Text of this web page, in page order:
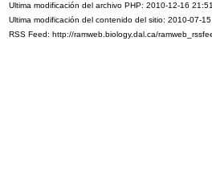
Ultima modificación del archivo PHP: 2010-12-16
Ultima modificación del contenido del sitio: 2010-07-
RSS Feed: http://ramweb.biology.dal.ca/